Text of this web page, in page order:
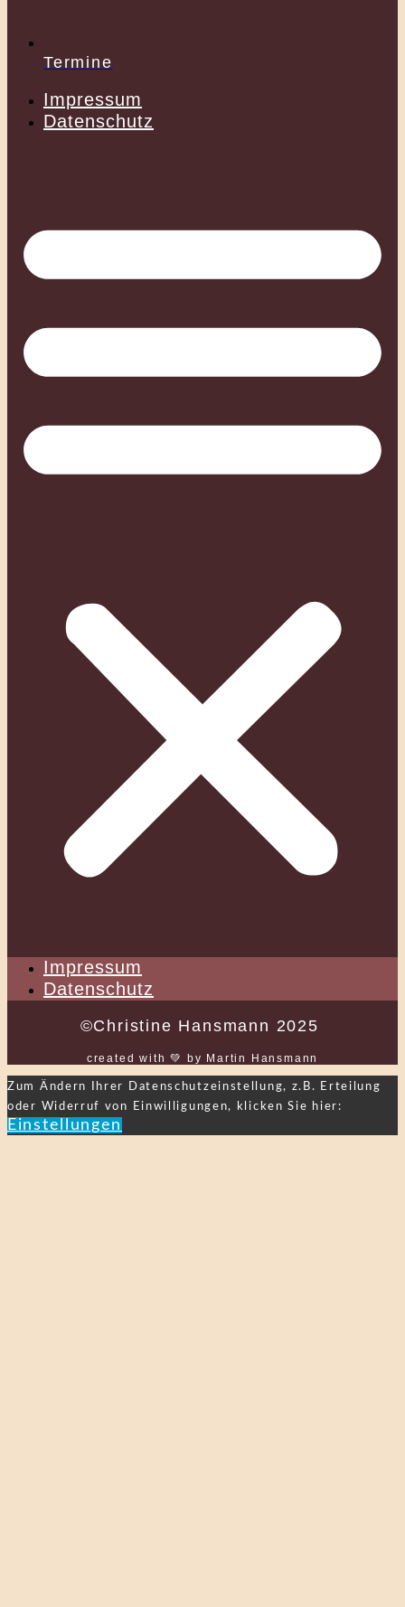
Termine
Impressum
Datenschutz
Impressum
Datenschutz
©Christine Hansmann 2025
created with 💚 by Martin Hansmann
Zum Ändern Ihrer Datenschutzeinstellung, z.B. Erteilung
oder Widerruf von Einwilligungen, klicken Sie hier:
Einstellungen